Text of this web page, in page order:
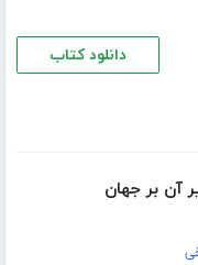
دانلود کتاب
آن بر جهان